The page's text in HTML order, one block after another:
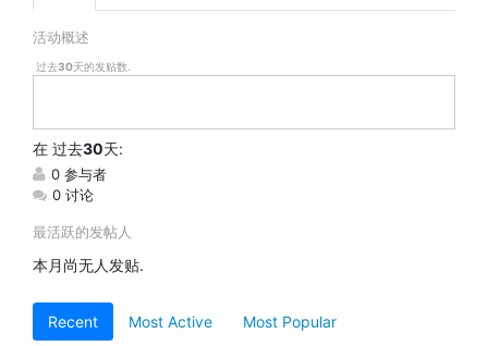
活动概述
过去30天的发贴数.
在 过去30天:
0 参与者
0 讨论
最活跃的发帖人
本月尚无人发贴.
Recent Most Active Most Popular